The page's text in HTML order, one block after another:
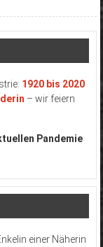
1920 bis 2020
– wir feiern
Pandemie
einer Näherin